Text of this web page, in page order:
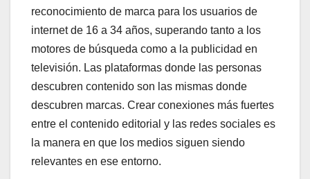
reconocimiento de marca para los usuarios de
internet de 16 a 34 años, superando tanto a los
motores de búsqueda como a la publicidad en
televisión. Las plataformas donde las personas
descubren contenido son las mismas donde
descubren marcas. Crear conexiones más fuertes
entre el contenido editorial y las redes sociales es
la manera en que los medios siguen siendo
relevantes en ese entorno.